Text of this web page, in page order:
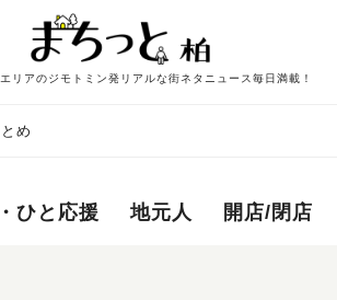
リアのジモトミン発リアルな街ネタニュース毎日満載！
め
ひと応援 地元人 開店/閉店